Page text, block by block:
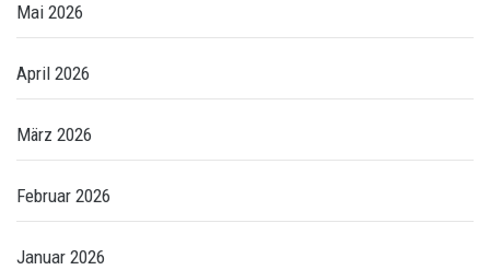
Mai 2026
April 2026
März 2026
Februar 2026
Januar 2026